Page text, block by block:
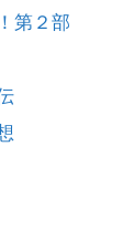
第２部